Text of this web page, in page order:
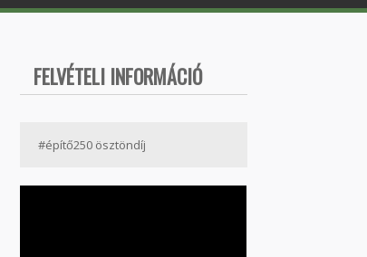
FELVÉTELI INFORMÁCIÓ
#építő250 ösztöndíj